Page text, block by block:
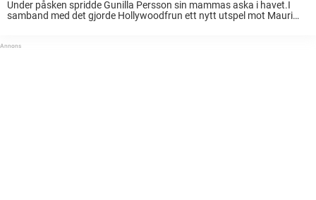
Under påsken spridde Gunilla Persson sin mammas aska i havet.I
samband med det gjorde Hollywoodfrun ett nytt utspel mot Mauri